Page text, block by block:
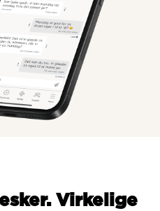
Virkelige